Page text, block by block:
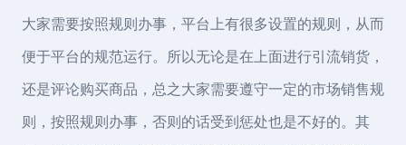
大家需要按照规则办事，平台上有很多设置的规则，从而
便于平台的规范运行。所以无论是在上面进行引流销货，
还是评论购买商品，总之大家需要遵守一定的市场销售规
则，按照规则办事，否则的话受到惩处也是不好的。其